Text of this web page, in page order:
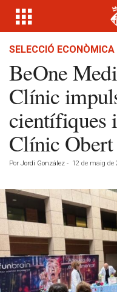
SELECCIÓ ECONÒMICA
BeOne
Clínic
científiques
Clínic Obert
Por Jordi González - 12 de maig de